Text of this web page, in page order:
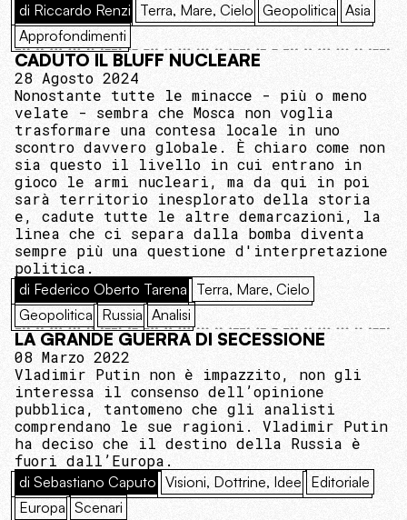
di Riccardo Renzi Terra, Mare, Cielo Geopolitica Asia
Approfondimenti
CADUTO IL BLUFF NUCLEARE
28 Agosto 2024
Nonostante tutte le minacce - più o meno
velate - sembra che Mosca non voglia
trasformare una contesa locale in uno
scontro davvero globale. È chiaro come non
sia questo il livello in cui entrano in
gioco le armi nucleari, ma da qui in poi
sarà territorio inesplorato della storia
e, cadute tutte le altre demarcazioni, la
linea che ci separa dalla bomba diventa
sempre più una questione d'interpretazione
politica.
di Federico Oberto Tarena Terra, Mare, Cielo
Geopolitica Russia Analisi
LA GRANDE GUERRA DI SECESSIONE
08 Marzo 2022
Vladimir Putin non è impazzito, non gli
interessa il consenso dell’opinione
pubblica, tantomeno che gli analisti
comprendano le sue ragioni. Vladimir Putin
ha deciso che il destino della Russia è
fuori dall’Europa.
di Sebastiano Caputo Visioni, Dottrine, Idee Editoriale
Europa Scenari